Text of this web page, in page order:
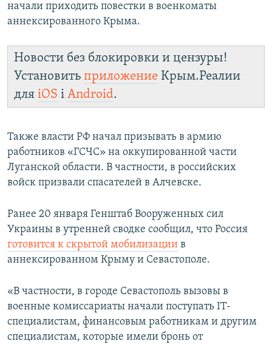
начали приходить повестки в военкоматы
аннексированного Крыма.
Новости без блокировки и цензуры!
Установить приложение Крым.Реалии
для iOS і Android.
Также власти РФ начал призывать в армию
работников «ГСЧС» на оккупированной части
Луганской области. В частности, в российских
войск призвали спасателей в Алчевске.
Ранее 20 января Генштаб Вооруженных сил
Украины в утренней сводке сообщил, что Россия
готовится к скрытой мобилизации в
аннексированном Крыму и Севастополе.
«В частности, в городе Севастополь вызовы в
военные комиссариаты начали поступать IT-
специалистам, финансовым работникам и другим
специалистам, которые имели бронь от